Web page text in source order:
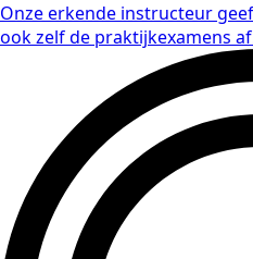
Onze erkende instructeur
ook zelf de praktijkexamens